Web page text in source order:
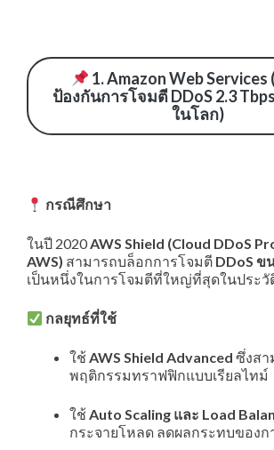
1. Amazon Web Services
ป้องกันการโจมตี DDoS 2.3
ในโลก)
กรณีศึกษา
ในปี 2020AWS Shield (Cloud DDoS
AWS) สามารถบล็อกการโจมตี DDoS ข
เป็นหนึ่งในการโจมตีที่ใหญ่ที่สุดในประวั
กลยุทธ์ที่ใช้
ใช้ AWS Shield Advanced ซึ่งสา
พฤติกรรมทราฟฟิกแบบเรียลไทม์
ใช้ Auto Scaling และ Load
กระจายโหลด ลดผลกระทบของก